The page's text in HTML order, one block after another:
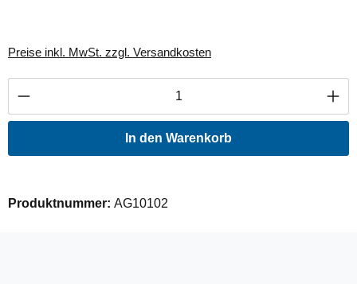
Preise inkl. MwSt. zzgl. Versandkosten
Produkt Anzahl: Gib den gewünschten
In den Warenkorb
Produktnummer: AG10102